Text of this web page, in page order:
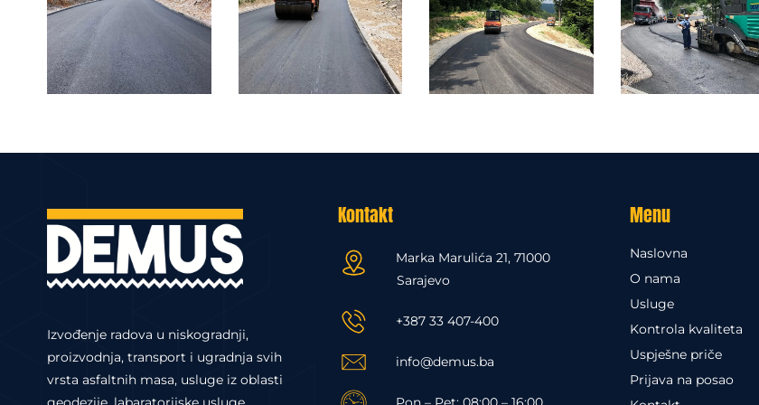
Izvođenje radova u niskogradnji,
proizvodnja, transport i ugradnja svih
vrsta asfaltnih masa, usluge iz oblasti
Kontakt
Marka Marulića 21, 71000
Sarajevo
+387 33 407-400
info@demus.ba
Menu
Naslovna
O nama
Usluge
Kontrola kvaliteta
Uspješne priče
Prijava na posao
web
stranice.
Marketing
našu stranicu,
povećavate
vidite
personalizirani
ponude.